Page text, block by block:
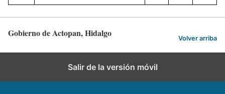
Gobierno de Actopan, Hidalgo Volver arriba
Salir de la versión móvil